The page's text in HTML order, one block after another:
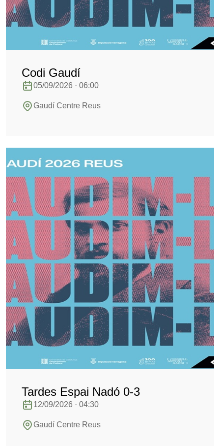
Codi Gaudí
05/09/2026 · 06:00
Gaudí Centre Reus
Tardes Espai Nadó 0-3
12/09/2026 · 04:30
Gaudí Centre Reus